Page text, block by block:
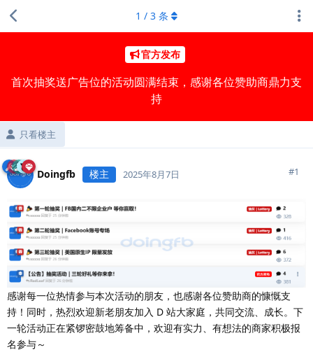
官方发布
首次抽奖送广告位的活动圆满结束，感谢各位赞助商鼎力支
持
只看楼主
1 / 3 条
Doingfb 楼主 2025年8月7日 #1
感谢每一位热情参与本次活动的朋友，也感谢各位赞助商的慷慨支
持！同时，热烈欢迎新老朋友加入 D 站大家庭，共同交流、成长。下
一轮活动正在紧锣密鼓地筹备中，欢迎有实力、有想法的商家积极报
名参与～